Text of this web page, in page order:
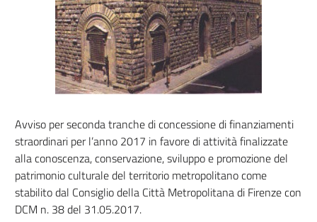
Avviso per seconda tranche di concessione di finanziamenti
straordinari per l’anno 2017 in favore di attività finalizzate
alla conoscenza, conservazione, sviluppo e promozione del
patrimonio culturale del territorio metropolitano come
stabilito dal Consiglio della Città Metropolitana di Firenze con
DCM n. 38 del 31.05.2017.